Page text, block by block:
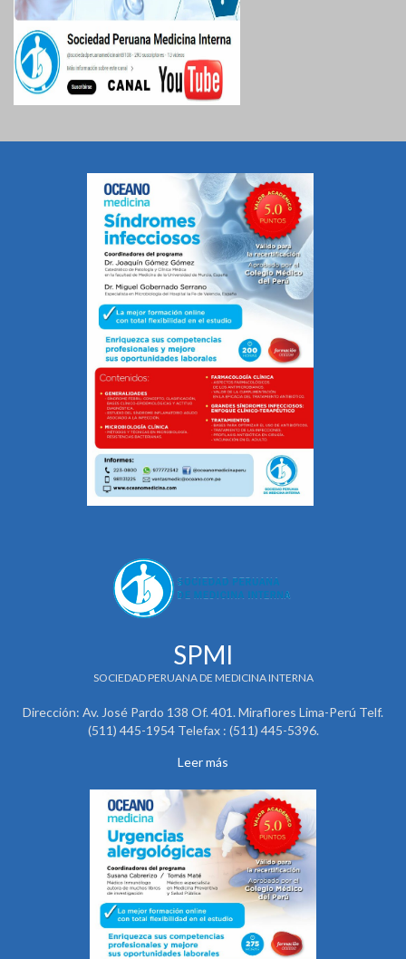
SPMI
SOCIEDAD PERUANA DE MEDICINA INTERNA
Dirección: Av. José Pardo 138 Of. 401. Miraflores Lima-Perú Telf.
(511) 445-1954 Telefax : (511) 445-5396.
Leer más